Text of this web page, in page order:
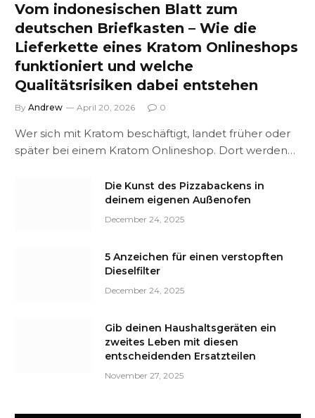
Vom indonesischen Blatt zum
deutschen Briefkasten – Wie die
Lieferkette eines Kratom Onlineshops
funktioniert und welche
Qualitätsrisiken dabei entstehen
By Andrew April 20, 2026 0
Wer sich mit Kratom beschäftigt, landet früher oder
später bei einem Kratom Onlineshop. Dort werden…
Die Kunst des Pizzabackens in
deinem eigenen Außenofen
December 24, 2025
5 Anzeichen für einen verstopften
Dieselfilter
December 24, 2025
Gib deinen Haushaltsgeräten ein
zweites Leben mit diesen
entscheidenden Ersatzteilen
November 27, 2025